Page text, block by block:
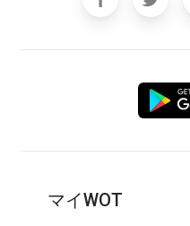
マイWOT